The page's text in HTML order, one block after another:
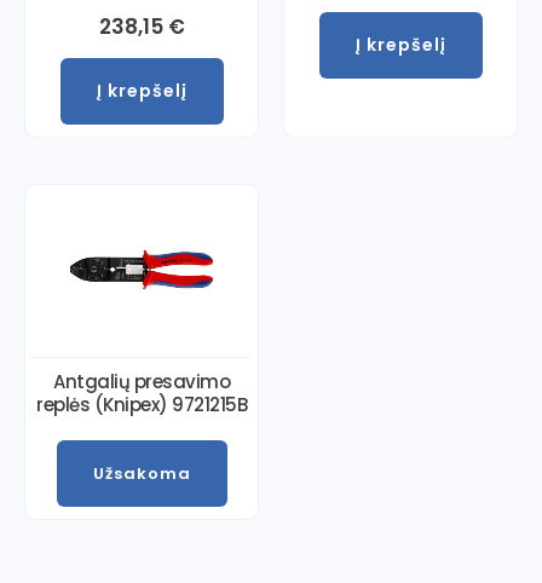
238,15 €
Į krepšelį
Į krepšelį
Antgalių presavimo
replės (Knipex) 9721215B
Užsakoma